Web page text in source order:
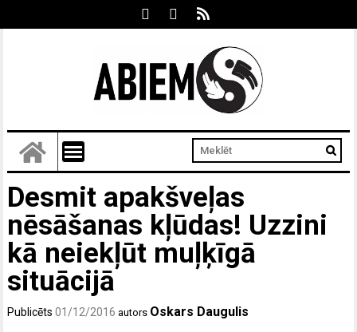
Desmit apakšveļas
nēsāšanas kļūdas! Uzzini
kā neiekļūt muļķīgā
situācijā
Publicēts01/12/2016 autors Oskars Daugulis